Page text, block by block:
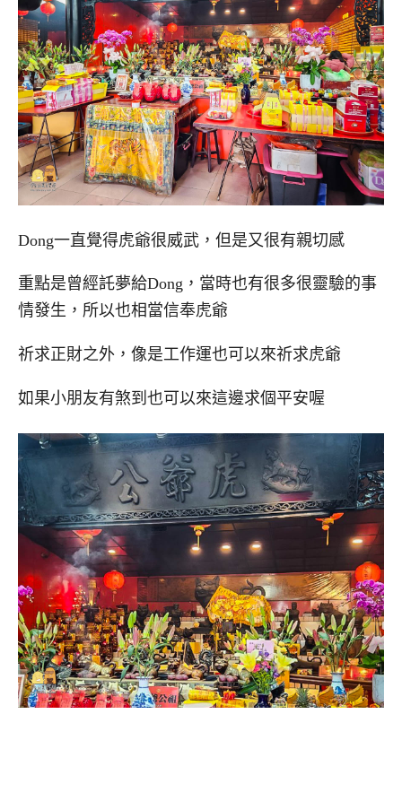
Dong一直覺得虎爺很威武，但是又很有親切感
重點是曾經託夢給Dong，當時也有很多很靈驗的事
情發生，所以也相當信奉虎爺
祈求正財之外，像是工作運也可以來祈求虎爺
如果小朋友有煞到也可以來這邊求個平安喔